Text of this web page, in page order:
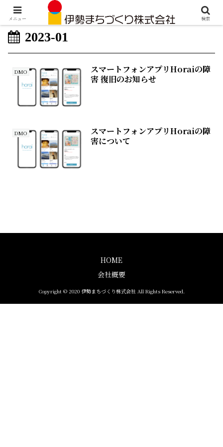
2023-01
DMO
スマートフォンアプリHoraiの障
害 復旧のお知らせ
DMO
スマートフォンアプリHoraiの障
害について
HOME
会社概要
Copyright © 2020 伊勢まちづくり株式会社 All Rights Reserved.
メニュー 検索